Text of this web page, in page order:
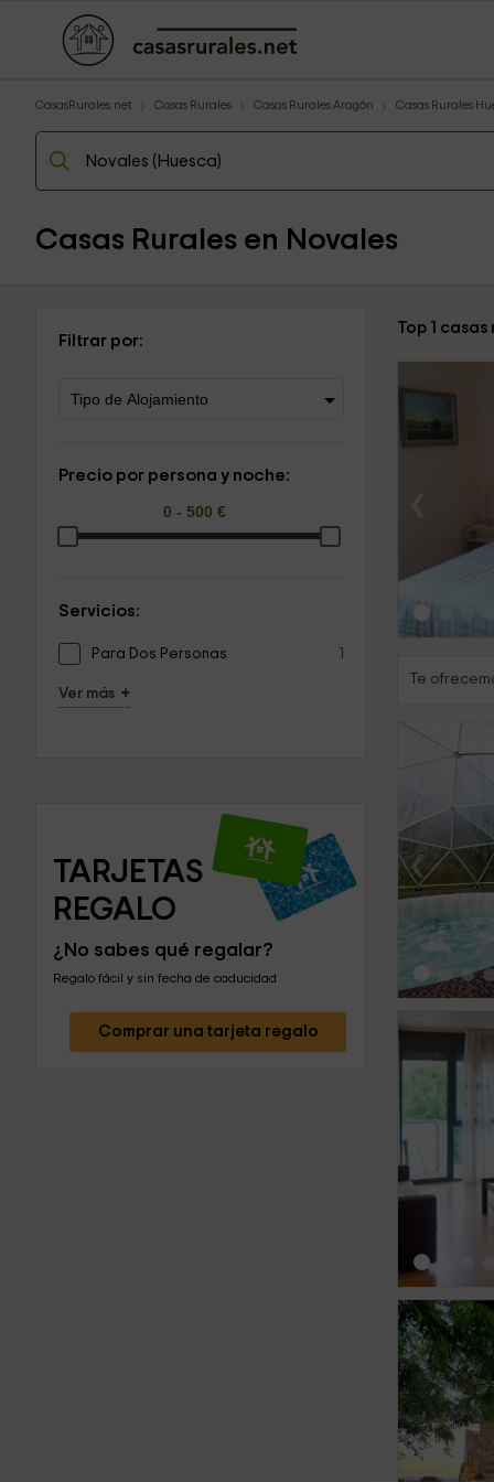
CasasRurales.net Casas Rurales Casas Rurales Aragón Casas Rurales
Casas Rurales en Novales
Filtrar por:
Precio por persona y noche:
Servicios:
Para Dos Personas 1
Ver más +
TARJETAS
REGALO
¿No sabes qué regalar?
Regalo fácil y sin fecha de caducidad
Comprar una tarjeta regalo
Top 1
Te
‹
‹